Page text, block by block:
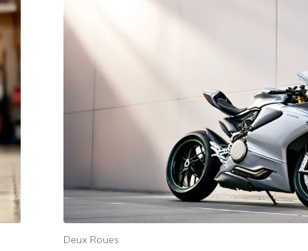
Deux Roues